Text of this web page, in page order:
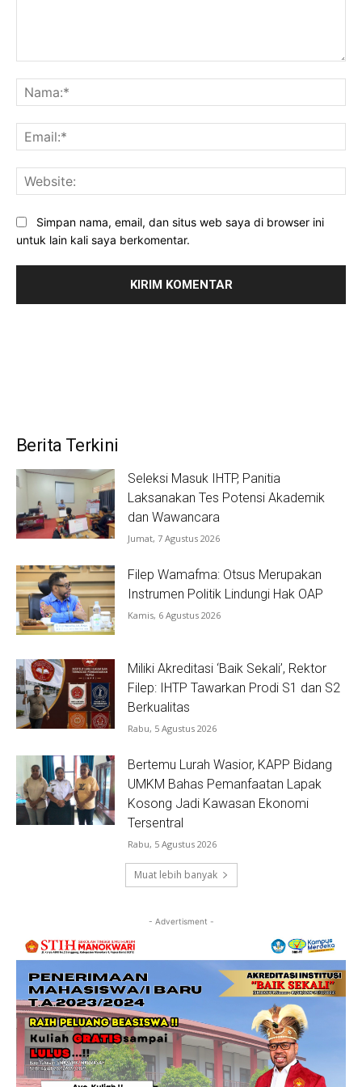
Simpan nama, email, dan situs web saya di browser ini
untuk lain kali saya berkomentar.
Berita Terkini
Seleksi Masuk IHTP, Panitia
Laksanakan Tes Potensi Akademik
dan Wawancara
Jumat, 7 Agustus 2026
Filep Wamafma: Otsus Merupakan
Instrumen Politik Lindungi Hak OAP
Kamis, 6 Agustus 2026
Miliki Akreditasi ‘Baik Sekali’, Rektor
Filep: IHTP Tawarkan Prodi S1 dan S2
Berkualitas
Rabu, 5 Agustus 2026
Bertemu Lurah Wasior, KAPP Bidang
UMKM Bahas Pemanfaatan Lapak
Kosong Jadi Kawasan Ekonomi
Tersentral
Rabu, 5 Agustus 2026
Muat lebih banyak
- Advertisment -